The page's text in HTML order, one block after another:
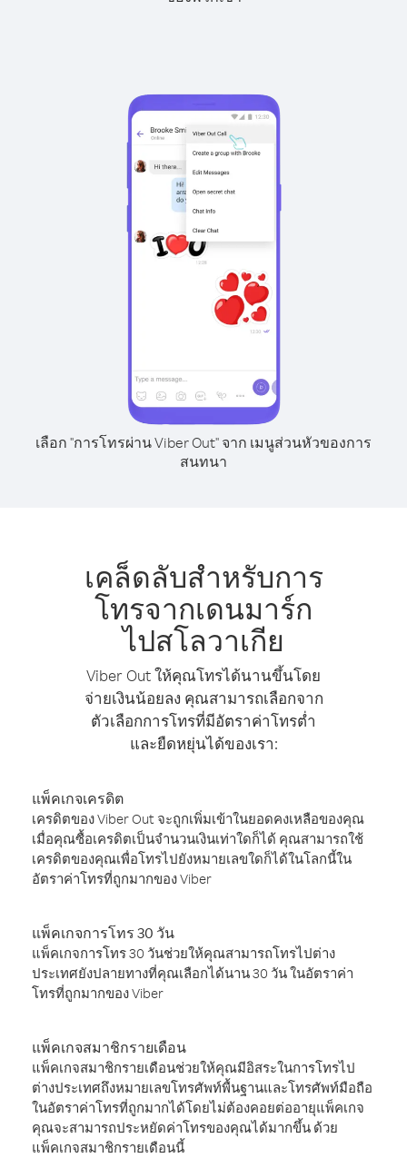
เลือก "การโทรผ่าน Viber Out" จาก เมนูส่วนหัวของการ
สนทนา
เคล็ดลับสำหรับการ
โทรจากเดนมาร์ก
ไปสโลวาเกีย
Viber Out ให้คุณโทรได้นานขึ้นโดย
จ่ายเงินน้อยลง คุณสามารถเลือกจาก
ตัวเลือกการโทรที่มีอัตราค่าโทรต่ำ
และยืดหยุ่นได้ของเรา:
แพ็คเกจเครดิต
เครดิตของ Viber Out จะถูกเพิ่มเข้าในยอดคงเหลือของคุณ
เมื่อคุณซื้อเครดิตเป็นจำนวนเงินเท่าใดก็ได้ คุณสามารถใช้
เครดิตของคุณเพื่อโทรไปยังหมายเลขใดก็ได้ในโลกนี้ใน
อัตราค่าโทรที่ถูกมากของ Viber
แพ็คเกจการโทร 30 วัน
แพ็คเกจการโทร 30 วันช่วยให้คุณสามารถโทรไปต่าง
ประเทศยังปลายทางที่คุณเลือกได้นาน 30 วัน ในอัตราค่า
โทรที่ถูกมากของ Viber
แพ็คเกจสมาชิกรายเดือน
แพ็คเกจสมาชิกรายเดือนช่วยให้คุณมีอิสระในการโทรไป
ต่างประเทศถึงหมายเลขโทรศัพท์พื้นฐานและโทรศัพท์มือถือ
ในอัตราค่าโทรที่ถูกมากได้โดยไม่ต้องคอยต่ออายุแพ็คเกจ
คุณจะสามารถประหยัดค่าโทรของคุณได้มากขึ้น ด้วย
แพ็คเกจสมาชิกรายเดือนนี้